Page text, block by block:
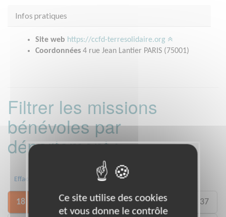
Infos pratiques
Site web https://ccfd-terresolidaire.org
Coordonnées 4 rue Jean Lantier PARIS (75001)
Filtrer les missions
bénévoles par
département :
Effacer Toute la France 03
18 21 23 25 28 37
Ce site utilise des cookies
et vous donne le contrôle